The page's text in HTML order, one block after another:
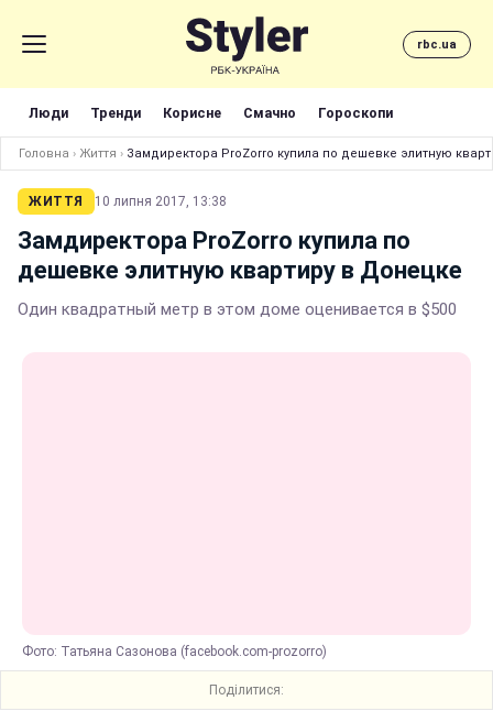
rbc.ua
Люди Тренди Корисне Смачно Гороскопи
Головна › Життя › Замдиректора ProZorro купила по дешевке элитную
ЖИТТЯ 10 липня 2017, 13:38
Замдиректора ProZorro купила по
дешевке элитную квартиру в Донецке
Один квадратный метр в этом доме оценивается в $500
Фото: Татьяна Сазонова (facebook.com-prozorro)
Поділитися: